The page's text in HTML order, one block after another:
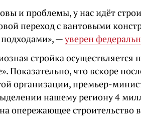
и проблемы, у нас идёт
переход с вантовыми
подходами», —уверен
стройка осуществляется
Показательно, что вскоре
организации, премьер-
нашему региону 4
опережающее строительство